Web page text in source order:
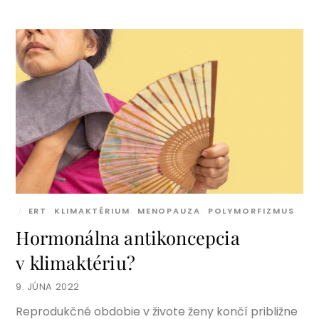
9. JÚNA 2022
Hormonálna antikoncepcia
v klimaktériu?
ERT KLIMAKTÉRIUM MENOPAUZA POLYMORFIZMUS
Reprodukčné obdobie v živote ženy končí približne